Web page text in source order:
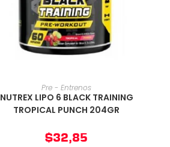
AÑADIR AL CARRITO
Pre - Entrenos
NUTREX LIPO 6 BLACK TRAINING
TROPICAL PUNCH 204GR
$32,85